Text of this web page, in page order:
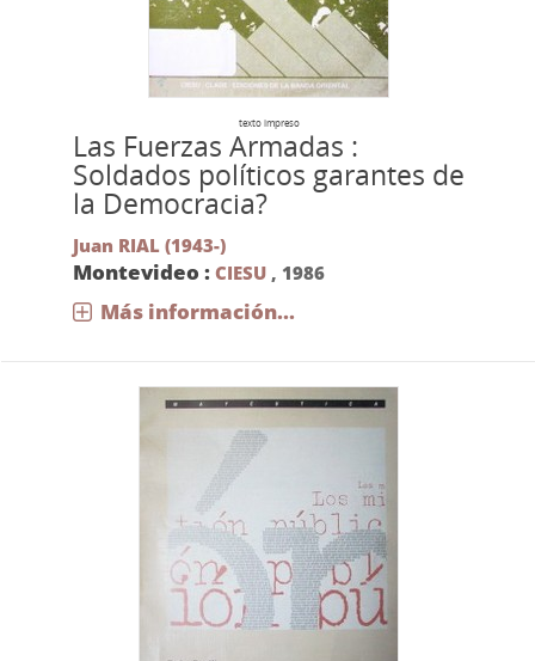
texto impreso
Las Fuerzas Armadas :
Soldados políticos garantes de
la Democracia?
Juan RIAL (1943-)
Montevideo : CIESU, 1986
Más información...